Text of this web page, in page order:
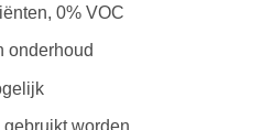
0% VOC
onderhoud